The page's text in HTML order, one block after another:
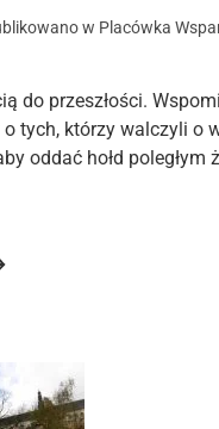
w Placówka
do przeszłości.
tych, którzy walczyli o
oddać hołd poległym